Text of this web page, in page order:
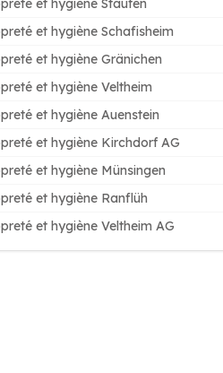
et hygiène Staufen
et hygiène Schafisheim
et hygiène Gränichen
et hygiène Veltheim
et hygiène Auenstein
et hygiène Kirchdorf AG
et hygiène Münsingen
et hygiène Ranflüh
et hygiène Veltheim AG